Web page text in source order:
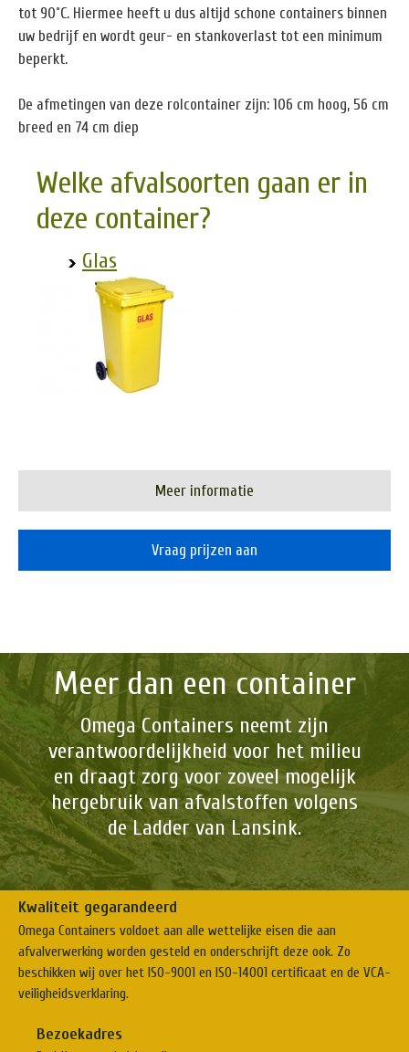
tot 90˚C. Hiermee heeft u dus altijd schone containers binnen
uw bedrijf en wordt geur- en stankoverlast tot een minimum
beperkt.
De afmetingen van deze rolcontainer zijn: 106 cm hoog, 56 cm
breed en 74 cm diep
Welke afvalsoorten gaan er in
deze container?
Glas
Meer informatie
Vraag prijzen aan
Meer dan een container
Omega Containers neemt zijn
verantwoordelijkheid voor het milieu
en draagt zorg voor zoveel mogelijk
hergebruik van afvalstoffen volgens
de Ladder van Lansink.
Kwaliteit gegarandeerd
Omega Containers voldoet aan alle wettelijke eisen die aan
afvalverwerking worden gesteld en onderschrijft deze ook. Zo
beschikken wij over het ISO-9001 en ISO-14001 certificaat en de VCA-
veiligheidsverklaring.
Bezoekadres